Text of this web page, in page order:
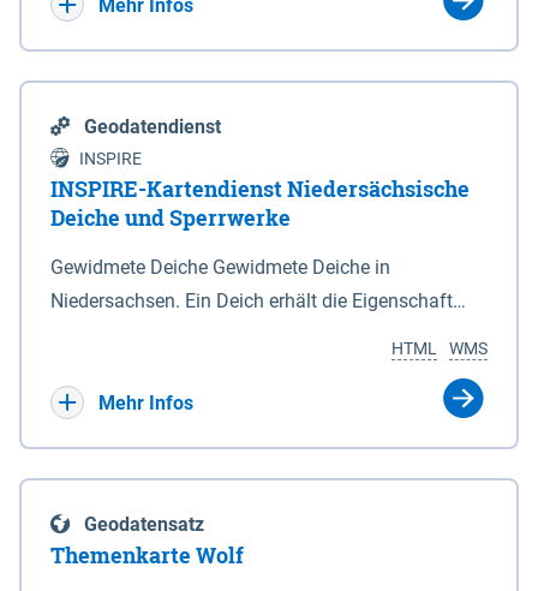
Mehr Infos
Geodatendienst
INSPIRE
INSPIRE-Kartendienst Niedersächsische
Deiche und Sperrwerke
Gewidmete Deiche Gewidmete Deiche in
Niedersachsen. Ein Deich erhält die Eigenschaft
Deichbehörde durch Verordnung ausspricht. Für
enthalten. Sperrwerke Sperrwerke sind Bauwerke
mit Sperrvorrichtungen in Tidegewässern, die dem
WMS
HTML
Mehr Infos
Geodatensatz
Themenkarte Wolf